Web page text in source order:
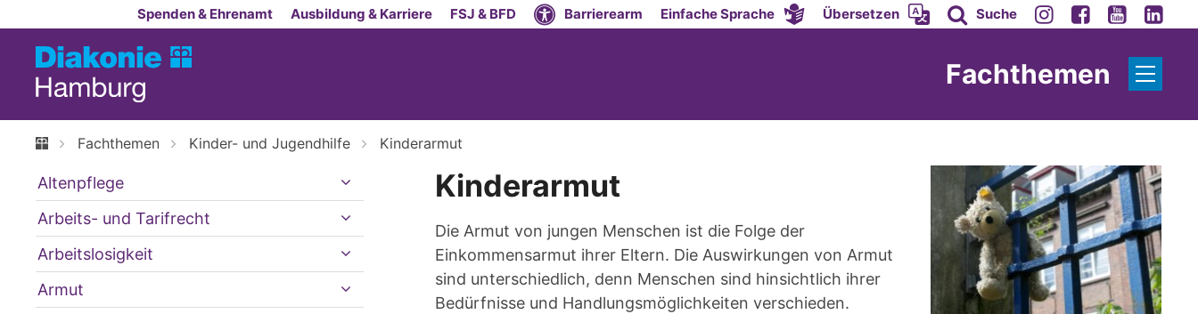
Zum Inhalt springenSpenden & Ehrenamt Ausbildung & Karriere FSJ & BFD Barrierearm Einfache Sprache Übersetzen Suche
Fachthemen
Fachthemen Kinder- und Jugendhilfe Kinderarmut
Kinderarmut
Die Armut von jungen Menschen ist die Folge der
Einkommensarmut ihrer Eltern. Die Auswirkungen von Armut
sind unterschiedlich, denn Menschen sind hinsichtlich ihrer
Bedürfnisse und Handlungsmöglichkeiten verschieden.
Altenpflege
Arbeits- und Tarifrecht
Arbeitslosigkeit
Armut